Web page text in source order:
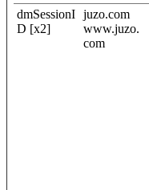
dmSessionI
D [x2]
juzo.com
www.juzo.
com